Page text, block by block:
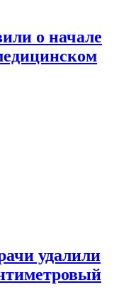
о начале
удалили